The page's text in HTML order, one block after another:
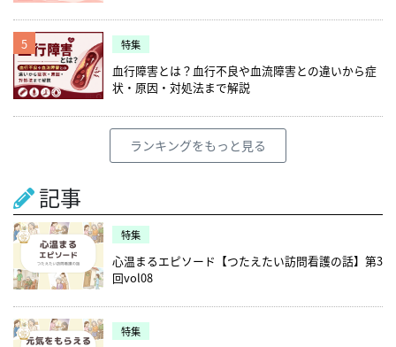
5 特集
血行障害とは？血行不良や血流障害との違いから症
状・原因・対処法まで解説
ランキングをもっと見る
記事
特集
心温まるエピソード【つたえたい訪問看護の話】第3
回vol08
特集